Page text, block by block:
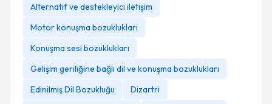
Alternatif ve destekleyici iletişim
Motor konuşma bozuklukları
Konuşma sesi bozuklukları
Gelişim geriliğine bağlı dil ve konuşma bozuklukları
Edinilmiş Dil Bozukluğu
Dizartri